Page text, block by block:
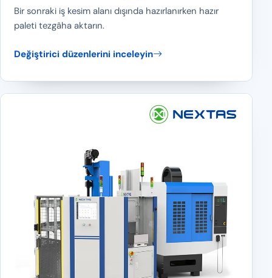
Bir sonraki iş kesim alanı dışında hazırlanırken hazır
paleti tezgâha aktarın.
Değiştirici düzenlerini inceleyin